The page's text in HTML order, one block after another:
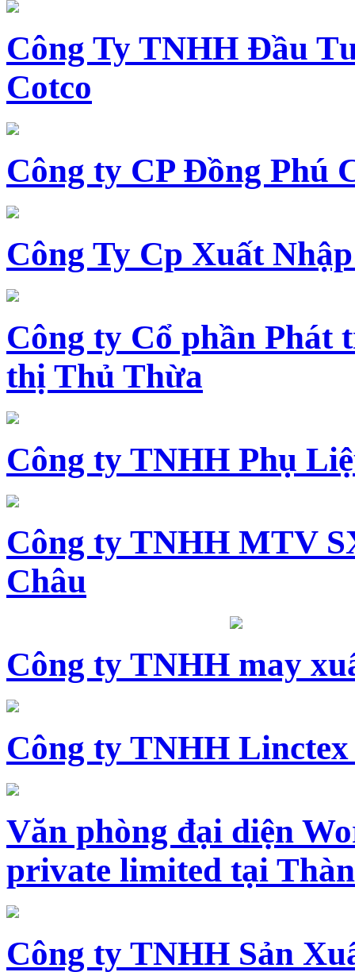
Công Ty TNHH Đầu
Cotco
Công ty CP Đồng Phú
Công Ty Cp Xuất
Công ty Cổ phần Phát
thị Thủ Thừa
Công ty TNHH Phụ
Công ty TNHH MTV
Châu
Công ty TNHH may
Công ty TNHH Linctex
Văn phòng đại diện
private limited tại
Công ty TNHH Sản